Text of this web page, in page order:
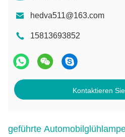
hedva511@163.com
15813693852
Kontaktieren
geführte